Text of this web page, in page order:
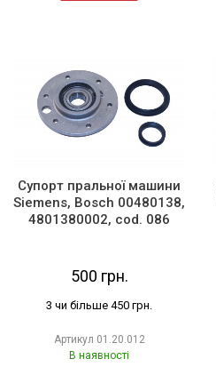
Супорт пральної машини
Siemens, Bosch 00480138,
4801380002, cod. 086
500 грн.
3 чи більше 450 грн.
Артикул 01.20.012
В наявності